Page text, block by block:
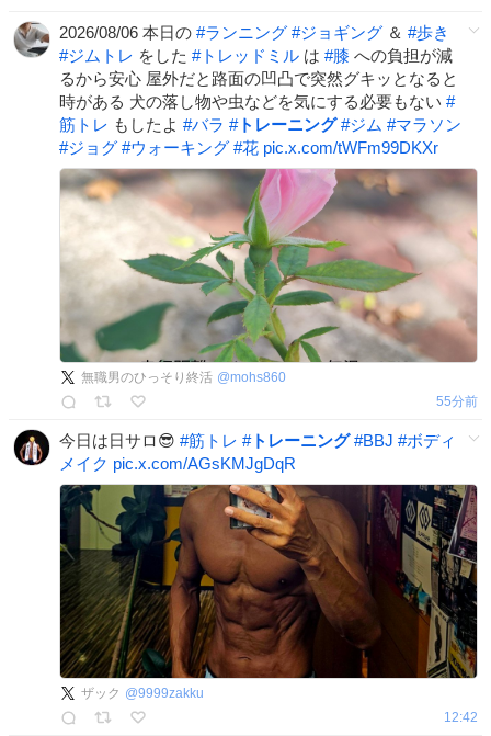
2026/08/06 本日の #ランニング #ジョギング ＆ #歩き
#ジムトレ をした #トレッドミル は #膝 への負担が減
るから安心 屋外だと路面の凹凸で突然グキッとなると
時がある 犬の落し物や虫などを気にする必要もない #
筋トレ もしたよ #バラ #トレーニング #ジム #マラソン
#ジョグ #ウォーキング #花 pic.x.com/tWFm99DKXr
無職男のひっそり終活 @mohs860
55分前
今日は日サロ😎 #筋トレ #トレーニング #BBJ #ボディ
メイク pic.x.com/AGsKMJgDqR
ザック @9999zakku
12:42